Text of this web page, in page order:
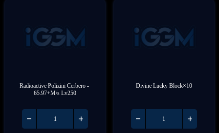
Radioactive Polizini Cerbero -
65.97+M/s Lv250
Divine Lucky Block×10